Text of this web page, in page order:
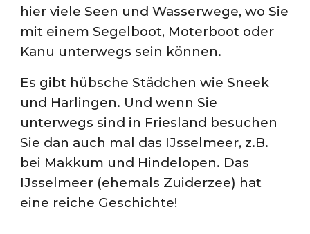
hier viele Seen und Wasserwege, wo Sie
mit einem Segelboot, Moterboot oder
Kanu unterwegs sein können.
Es gibt hübsche Städchen wie Sneek
und Harlingen. Und wenn Sie
unterwegs sind in Friesland besuchen
Sie dan auch mal das IJsselmeer, z.B.
bei Makkum und Hindelopen. Das
IJsselmeer (ehemals Zuiderzee) hat
eine reiche Geschichte!